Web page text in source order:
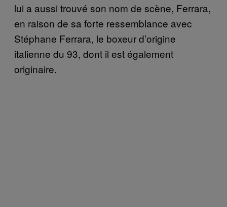
lui a aussi trouvé son nom de scène, Ferrara,
en raison de sa forte ressemblance avec
Stéphane Ferrara, le boxeur d’origine
italienne du 93, dont il est également
originaire.